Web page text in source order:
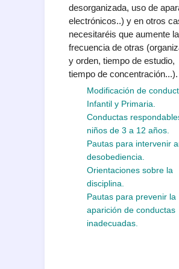
desorganizada, uso de
electrónicos..) y en otros
necesitaréis que aumente la
frecuencia de otras
y orden, tiempo de estudio,
tiempo de concentración...).
Modificación de
Infantil y Primaria.
Conductas
niños de 3 a 12 años.
Pautas para intervenir
desobediencia.
Orientaciones sobre la
disciplina.
Pautas para prevenir la
aparición de conductas
inadecuadas.